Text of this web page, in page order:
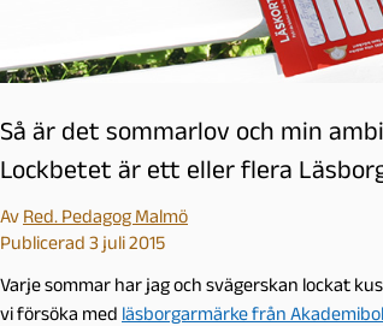
Så är det sommarlov och min
Lockbetet är ett eller flera
Av Red. Pedagog Malmö
Publicerad 3 juli 2015
Varje sommar har jag och svägerskan lockat
vi försöka med läsborgarmärke från